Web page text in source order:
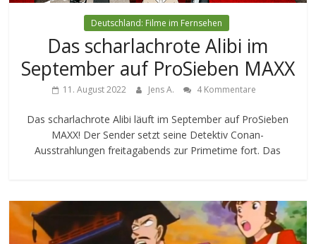
Deutschland: Filme im Fernsehen
Das scharlachrote Alibi im
September auf ProSieben MAXX
11. August 2022 Jens A. 4 Kommentare
Das scharlachrote Alibi läuft im September auf ProSieben
MAXX! Der Sender setzt seine Detektiv Conan-
Ausstrahlungen freitagabends zur Primetime fort. Das